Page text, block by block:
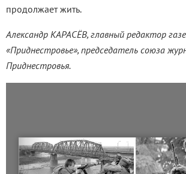
продолжает жить.
Александр КАРАСЁВ, главный редактор
«Приднестровье», председатель союза
Приднестровья.